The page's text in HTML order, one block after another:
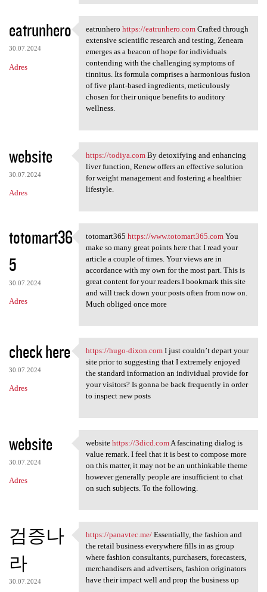
eatrunhero
30.07.2024
Adres
eatrunhero https:/
eatrunhero https://eatrunhero.comCrafted through
extensive scientific research and testing, Zeneara
emerges as a beacon of hope for individuals
contending with the challenging symptoms of
tinnitus. Its formula comprises a harmonious fusion
of five plant-based ingredients, meticulously
chosen for their unique benefits to auditory
wellness.
website
30.07.2024
Adres
https://todiya.com By
https://todiya.comBy detoxifying and enhancing
liver function, Renew offers an effective solution
for weight management and fostering a healthier
lifestyle.
totomart36
5
30.07.2024
Adres
totomart365 https://www
totomart365 https://www.totomart365.comYou
make so many great points here that I read your
article a couple of times. Your views are in
accordance with my own for the most part. This is
great content for your readers.I bookmark this site
and will track down your posts often from now on.
Much obliged once more
check here
30.07.2024
Adres
https://hugo-dixon.com I just
https://hugo-dixon.comI just couldn’t depart your
site prior to suggesting that I extremely enjoyed
the standard information an individual provide for
your visitors? Is gonna be back frequently in order
to inspect new posts
website
30.07.2024
Adres
website https://3dicd.com A
website https://3dicd.comA fascinating dialog is
value remark. I feel that it is best to compose more
on this matter, it may not be an unthinkable theme
however generally people are insufficient to chat
on such subjects. To the following.
검증나
라
30.07.2024
https://panavtec.me/
https://panavtec.me/Essentially, the fashion and
the retail business everywhere fills in as group
where fashion consultants, purchasers, forecasters,
merchandisers and advertisers, fashion originators
have their impact well and prop the business up